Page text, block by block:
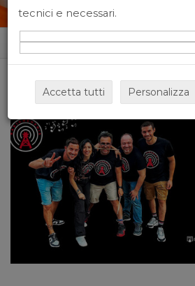
Home News&events
tecnici e necessari.
Accetta tutti Personalizza